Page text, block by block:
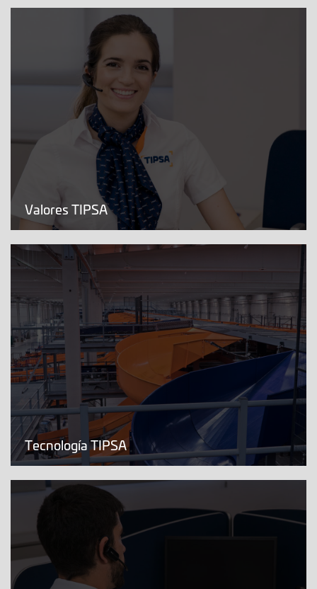
Valores TIPSA
Tecnología TIPSA